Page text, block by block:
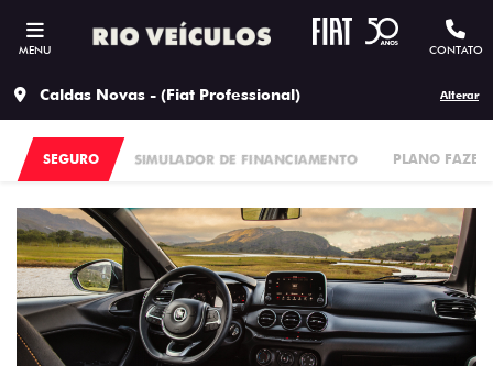
MENU CONTATO
Caldas Novas - (Fiat Professional) Alterar
SIMULADOR DE FINANCIAMENTO PLANO
SEGURO